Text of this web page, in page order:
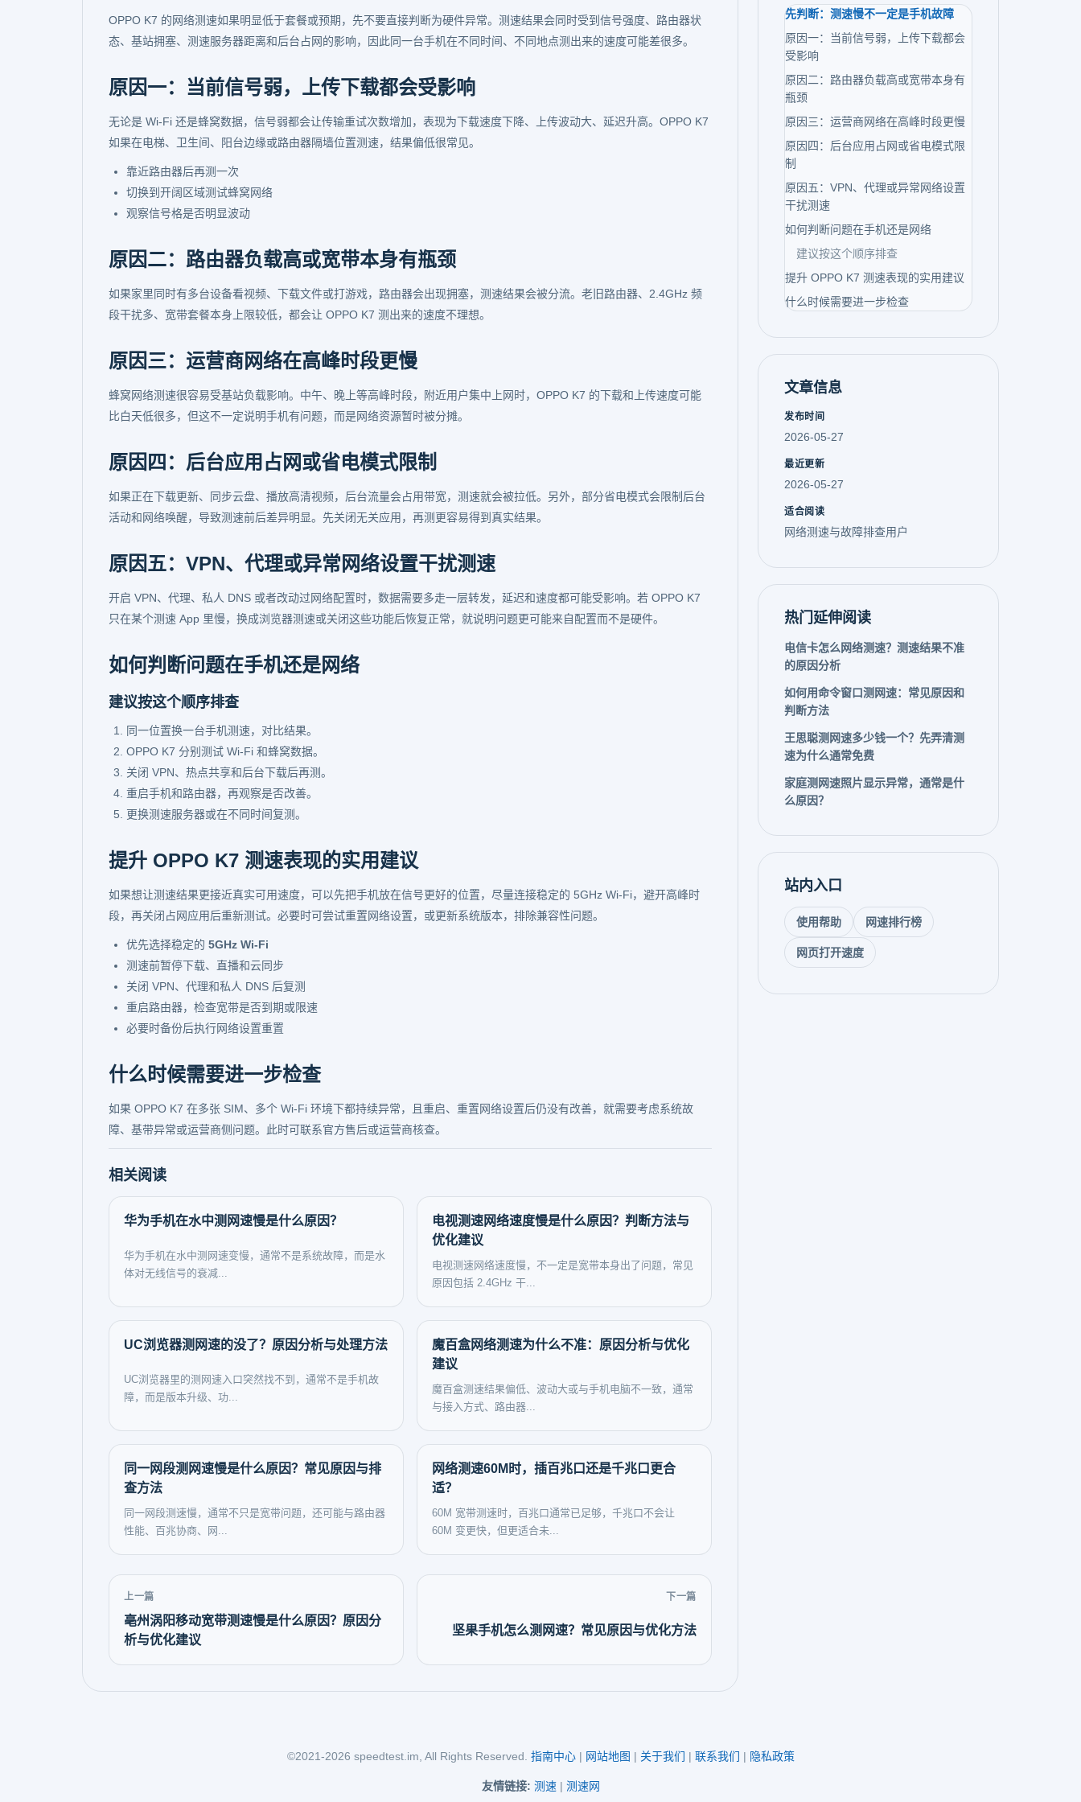
OPPO K7 的网络测速如果明显低于套餐或预期，先不要直接判断为硬件异常。测速结果会同时受到信号强度、路由器状
态、基站拥塞、测速服务器距离和后台占网的影响，因此同一台手机在不同时间、不同地点测出来的速度可能差很多。
原因一：当前信号弱，上传下载都会受影响
无论是 Wi-Fi 还是蜂窝数据，信号弱都会让传输重试次数增加，表现为下载速度下降、上传波动大、延迟升高。OPPO K7
如果在电梯、卫生间、阳台边缘或路由器隔墙位置测速，结果偏低很常见。
靠近路由器后再测一次
切换到开阔区域测试蜂窝网络
观察信号格是否明显波动
原因二：路由器负载高或宽带本身有瓶颈
如果家里同时有多台设备看视频、下载文件或打游戏，路由器会出现拥塞，测速结果会被分流。老旧路由器、2.4GHz 频
段干扰多、宽带套餐本身上限较低，都会让 OPPO K7 测出来的速度不理想。
原因三：运营商网络在高峰时段更慢
蜂窝网络测速很容易受基站负载影响。中午、晚上等高峰时段，附近用户集中上网时，OPPO K7 的下载和上传速度可能
比白天低很多，但这不一定说明手机有问题，而是网络资源暂时被分摊。
原因四：后台应用占网或省电模式限制
如果正在下载更新、同步云盘、播放高清视频，后台流量会占用带宽，测速就会被拉低。另外，部分省电模式会限制后台
活动和网络唤醒，导致测速前后差异明显。先关闭无关应用，再测更容易得到真实结果。
原因五：VPN、代理或异常网络设置干扰测速
开启 VPN、代理、私人 DNS 或者改动过网络配置时，数据需要多走一层转发，延迟和速度都可能受影响。若 OPPO K7
只在某个测速 App 里慢，换成浏览器测速或关闭这些功能后恢复正常，就说明问题更可能来自配置而不是硬件。
如何判断问题在手机还是网络
建议按这个顺序排查
同一位置换一台手机测速，对比结果。
OPPO K7 分别测试 Wi-Fi 和蜂窝数据。
关闭 VPN、热点共享和后台下载后再测。
重启手机和路由器，再观察是否改善。
更换测速服务器或在不同时间复测。
提升 OPPO K7 测速表现的实用建议
如果想让测速结果更接近真实可用速度，可以先把手机放在信号更好的位置，尽量连接稳定的 5GHz Wi-Fi，避开高峰时
段，再关闭占网应用后重新测试。必要时可尝试重置网络设置，或更新系统版本，排除兼容性问题。
优先选择稳定的 5GHz Wi-Fi
测速前暂停下载、直播和云同步
关闭 VPN、代理和私人 DNS 后复测
重启路由器，检查宽带是否到期或限速
必要时备份后执行网络设置重置
什么时候需要进一步检查
如果 OPPO K7 在多张 SIM、多个 Wi-Fi 环境下都持续异常，且重启、重置网络设置后仍没有改善，就需要考虑系统故
障、基带异常或运营商侧问题。此时可联系官方售后或运营商核查。
相关阅读
华为手机在水中测网速慢是什么原因？
华为手机在水中测网速变慢，通常不是系统故障，而是水
体对无线信号的衰减...
电视测速网络速度慢是什么原因？判断方法与
优化建议
电视测速网络速度慢，不一定是宽带本身出了问题，常见
原因包括 2.4GHz 干...
UC浏览器测网速的没了？原因分析与处理方法
UC浏览器里的测网速入口突然找不到，通常不是手机故
障，而是版本升级、功...
魔百盒网络测速为什么不准：原因分析与优化
建议
魔百盒测速结果偏低、波动大或与手机电脑不一致，通常
与接入方式、路由器...
同一网段测网速慢是什么原因？常见原因与排
查方法
同一网段测速慢，通常不只是宽带问题，还可能与路由器
性能、百兆协商、网...
网络测速60M时，插百兆口还是千兆口更合
适？
60M 宽带测速时，百兆口通常已足够，千兆口不会让
60M 变更快，但更适合未...
上一篇
亳州涡阳移动宽带测速慢是什么原因？原因分
析与优化建议
下一篇
坚果手机怎么测网速？常见原因与优化方法
先判断：测速慢不一定是手机故障
原因一：当前信号弱，上传下载都会
受影响
原因二：路由器负载高或宽带本身有
瓶颈
原因三：运营商网络在高峰时段更慢
原因四：后台应用占网或省电模式限
制
原因五：VPN、代理或异常网络设置
干扰测速
如何判断问题在手机还是网络
建议按这个顺序排查
提升 OPPO K7 测速表现的实用建议
什么时候需要进一步检查
文章信息
发布时间
2026-05-27
最近更新
2026-05-27
适合阅读
网络测速与故障排查用户
热门延伸阅读
电信卡怎么网络测速？测速结果不准
的原因分析
如何用命令窗口测网速：常见原因和
判断方法
王思聪测网速多少钱一个？先弄清测
速为什么通常免费
家庭测网速照片显示异常，通常是什
么原因？
站内入口
使用帮助 网速排行榜
网页打开速度
©2021-2026 speedtest.im, All Rights Reserved. 指南中心| 网站地图 | 关于我们 | 联系我们 | 隐私政策
友情链接: 测速| 测速网